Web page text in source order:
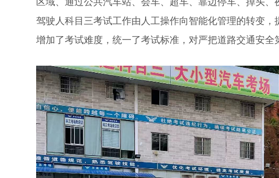
驾驶人科目三考试工作由人工操作向智能化管理的转变
增加了考试难度，统一了考试标准，对严把道路交通安全